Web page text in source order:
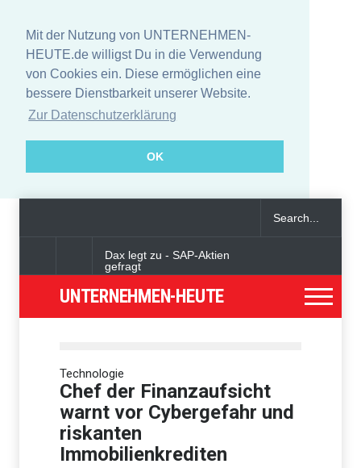
Mit der Nutzung von UNTERNEHMEN-
HEUTE.de willigst Du in die Verwendung
von Cookies ein. Diese ermöglichen eine
bessere Dienstbarkeit unserer Website.
Zur Datenschutzerklärung
OK
Dax legt zu - SAP-Aktien
gefragt
Angeklagter wegen Auto-
Angriffen der pro-iranischen
Huthis im Jemen
UNTERNEHMEN-HEUTE
Technologie
Chef der Finanzaufsicht
warnt vor Cybergefahr und
riskanten
Immobilienkrediten